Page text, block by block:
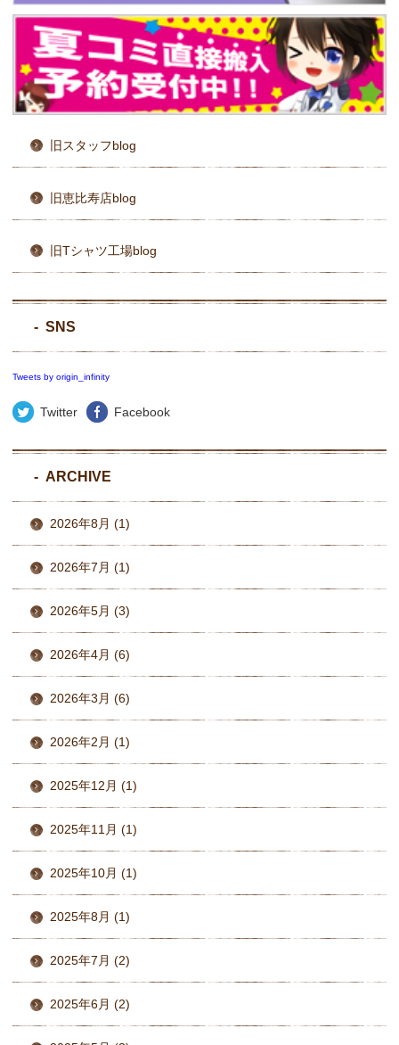
旧スタッフblog
旧恵比寿店blog
旧Tシャツ工場blog
SNS
Tweets by origin_infinity
Twitter Facebook
ARCHIVE
2026年8月 (1)
2026年7月 (1)
2026年5月 (3)
2026年4月 (6)
2026年3月 (6)
2026年2月 (1)
2025年12月 (1)
2025年11月 (1)
2025年10月 (1)
2025年8月 (1)
2025年7月 (2)
2025年6月 (2)